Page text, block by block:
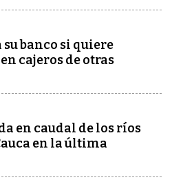
su banco si quiere
cajeros de otras
en caudal de los ríos
en la última